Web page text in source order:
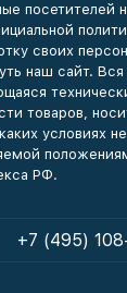
посетителей
своих
наш сайт. Вся
товаров,
условиях
РФ.
+7 (495)